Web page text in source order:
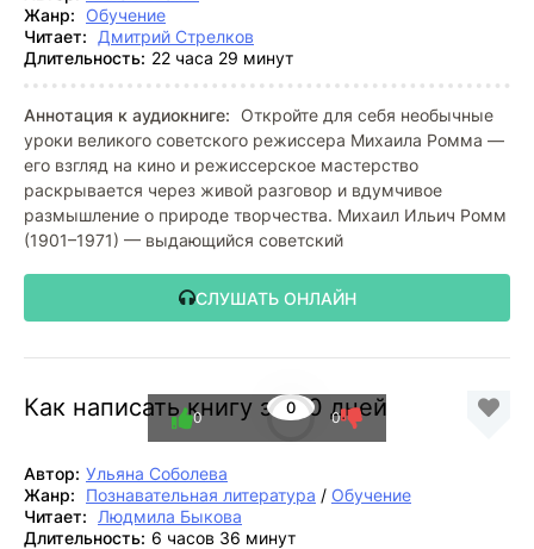
Жанр: Обучение
Читает:
Дмитрий Стрелков
Длительность: 22 часа 29 минут
Аннотация к аудиокниге: Откройте для себя необычные
уроки великого советского режиссера Михаила Ромма —
его взгляд на кино и режиссерское мастерство
раскрывается через живой разговор и вдумчивое
размышление о природе творчества. Михаил Ильич Ромм
(1901–1971) — выдающийся советский
СЛУШАТЬ ОНЛАЙН
Как написать книгу за 30 дней
0
0 0
Автор: Ульяна Соболева
Жанр:
Познавательная литература / Обучение
Читает:
Людмила Быкова
Длительность: 6 часов 36 минут